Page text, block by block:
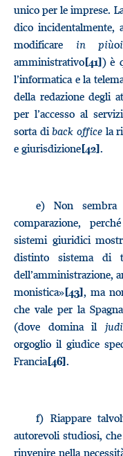
unico per le imprese.
dico incidentalmente,
modificare in piùo
amministrativo[41]) è
l’informatica e la
della redazione degli
per l’accesso al
sorta diback office la
e giurisdizione[42].
e) Non sembra
comparazione,
sistemi giuridici
distinto sistema di
dell’amministrazione,
monistica»[43], ma
che vale per la
(dove domina il
orgoglio il giudice
Francia[46].
f) Riappare
autorevoli studiosi,
rinvenire nella